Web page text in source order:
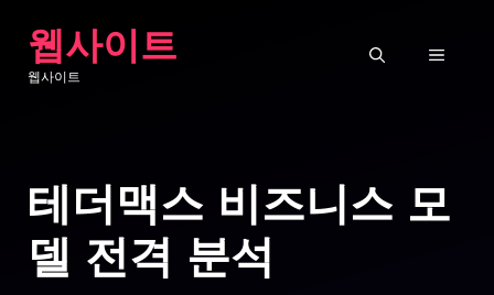
content
웹사이트
웹사이트
MENU
테더맥스 비즈니스 모
델 전격 분석